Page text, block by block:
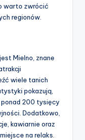
warto zwrócić
regionów.
Mielno, znane
wiele tanich
pokazują,
ponad 200 tysięcy
Dodatkowo,
kawiarnie oraz
na relaks.